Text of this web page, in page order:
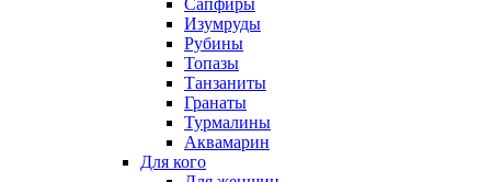
Сапфиры
Изумруды
Рубины
Топазы
Танзаниты
Гранаты
Турмалины
Аквамарин
Для кого